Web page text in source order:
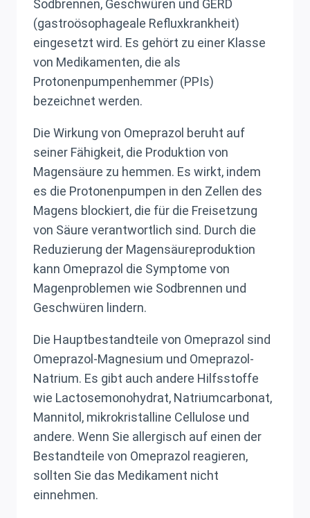
Sodbrennen, Geschwüren und GERD
(gastroösophageale Refluxkrankheit)
eingesetzt wird. Es gehört zu einer Klasse
von Medikamenten, die als
Protonenpumpenhemmer (PPIs)
bezeichnet werden.
Die Wirkung von Omeprazol beruht auf
seiner Fähigkeit, die Produktion von
Magensäure zu hemmen. Es wirkt, indem
es die Protonenpumpen in den Zellen des
Magens blockiert, die für die Freisetzung
von Säure verantwortlich sind. Durch die
Reduzierung der Magensäureproduktion
kann Omeprazol die Symptome von
Magenproblemen wie Sodbrennen und
Geschwüren lindern.
Die Hauptbestandteile von Omeprazol sind
Omeprazol-Magnesium und Omeprazol-
Natrium. Es gibt auch andere Hilfsstoffe
wie Lactosemonohydrat, Natriumcarbonat,
Mannitol, mikrokristalline Cellulose und
andere. Wenn Sie allergisch auf einen der
Bestandteile von Omeprazol reagieren,
sollten Sie das Medikament nicht
einnehmen.